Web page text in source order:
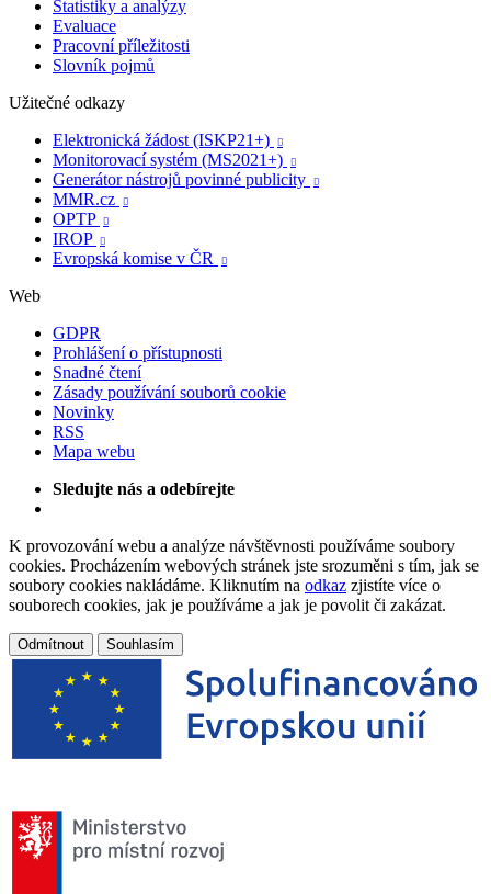
Statistiky a analýzy
Evaluace
Pracovní příležitosti
Slovník pojmů
Užitečné odkazy
Elektronická žádost (ISKP21+)

Monitorovací systém (MS2021+) 
Generátor nástrojů povinné publicity 
MMR.cz 
OPTP 
IROP 
Evropská komise v ČR 
Web
GDPR
Prohlášení o přístupnosti
Snadné čtení
Zásady používání souborů cookie
Novinky
RSS
Mapa webu
Sledujte nás a odebírejte
K provozování webu a analýze návštěvnosti používáme soubory
cookies. Procházením webových stránek jste srozuměni s tím, jak se
soubory cookies nakládáme. Kliknutím na odkaz zjistíte více o
souborech cookies, jak je používáme a jak je povolit či zakázat.
Odmítnout Souhlasím